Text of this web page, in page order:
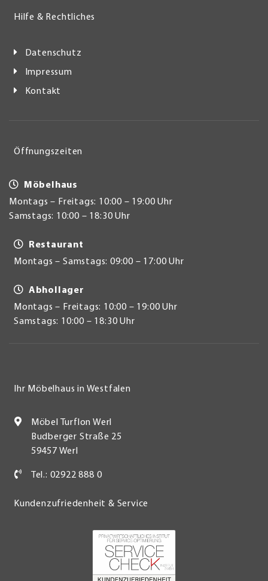
Hilfe & Rechtliches
Datenschutz
Impressum
Kontakt
Öffnungszeiten
Möbelhaus
Montags – Freitags: 10:00 – 19:00 Uhr
Samstags: 10:00 – 18:30 Uhr
Restaurant
Montags – Samstags: 09:00 – 17:00 Uhr
Abhollager
Montags – Freitags: 10:00 – 19:00 Uhr
Samstags: 10:00 – 18:30 Uhr
Ihr Möbelhaus in Westfalen
Möbel Turflon Werl
Budberger Straße 25
59457 Werl
Tel.: 02922 888 0
Kundenzufriedenheit & Service